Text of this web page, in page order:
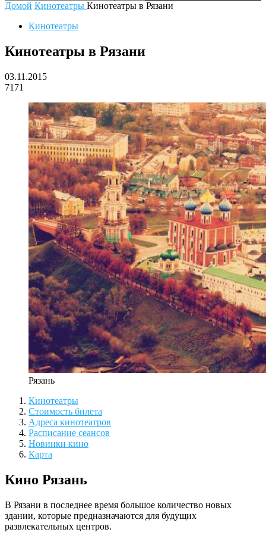
Домой Кинотеатры Кинотеатры в Рязани
Кинотеатры
Кинотеатры в Рязани
03.11.2015
7171
Рязань
Кинотеатры
Стоимость билета
Адреса кинотеатров
Расписание сеансов
Новинки кино
Карта
Кино Рязань
В Рязани в последнее время большое количество новых
здании, которые предназначаются для будущих
развлекательных центров.